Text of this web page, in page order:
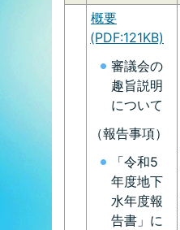
概要
(PDF:121KB)
審議会の
趣旨説明
について
（報告事項）
「令和5
年度地下
水年度報
告書」に